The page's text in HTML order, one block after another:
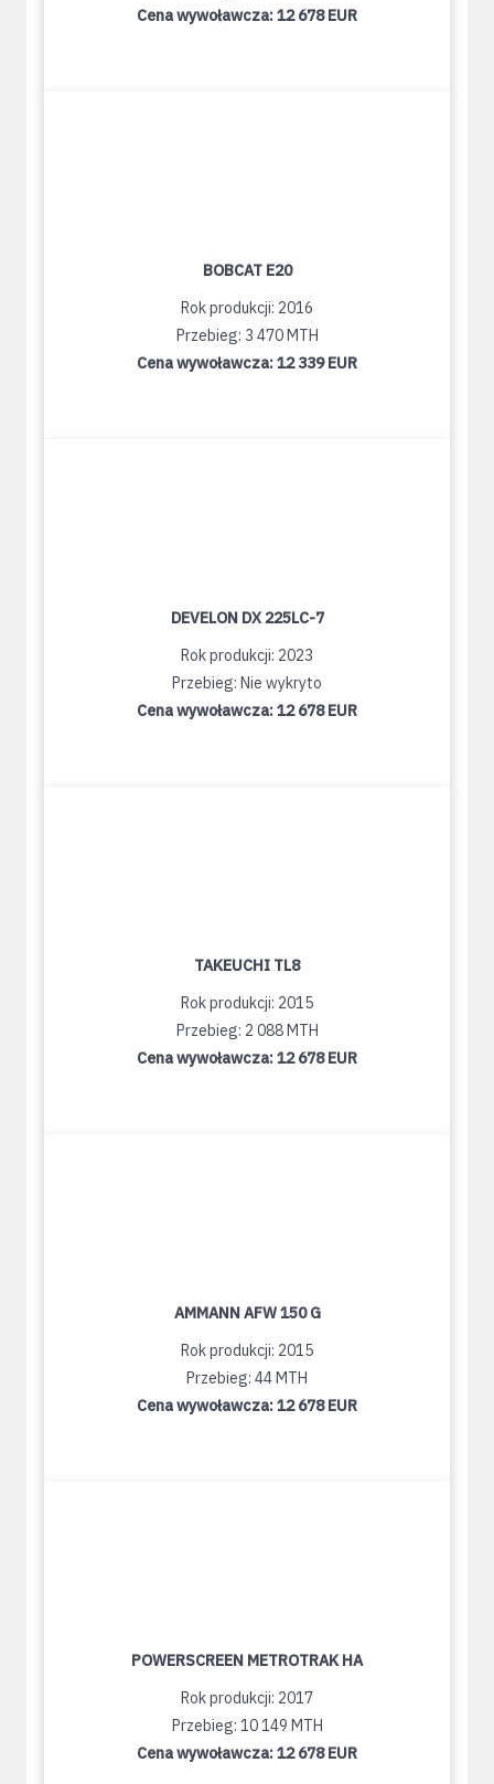
Cena wywoławcza:12 678 EUR
BOBCAT E20
Rok produkcji: 2016
Przebieg: 3 470 MTH
Cena wywoławcza:12 339 EUR
DEVELON DX 225LC-7
Rok produkcji: 2023
Przebieg: Nie wykryto
Cena wywoławcza:12 678 EUR
TAKEUCHI TL8
Rok produkcji: 2015
Przebieg: 2 088 MTH
Cena wywoławcza:12 678 EUR
AMMANN AFW 150 G
Rok produkcji: 2015
Przebieg: 44 MTH
Cena wywoławcza:12 678 EUR
POWERSCREEN METROTRAK HA
Rok produkcji: 2017
Przebieg: 10 149 MTH
Cena wywoławcza:12 678 EUR